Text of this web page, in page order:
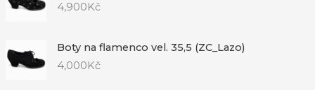
4,900 Kč
Boty na flamenco vel. 35,5 (ZC_Lazo)
4,000Kč